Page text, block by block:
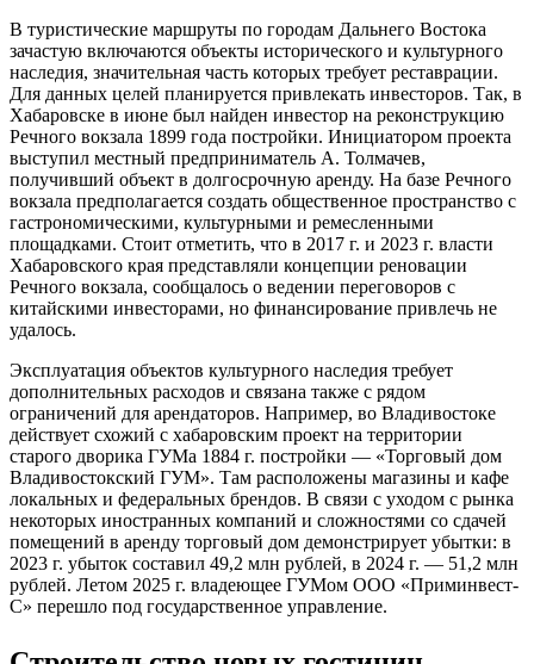
В туристические маршруты по городам Дальнего Востока
зачастую включаются объекты исторического и культурного
наследия, значительная часть которых требует реставрации.
Для данных целей планируется привлекать инвесторов. Так, в
Хабаровске в июне был найден инвестор на реконструкцию
Речного вокзала 1899 года постройки. Инициатором проекта
выступил местный предприниматель А. Толмачев,
получивший объект в долгосрочную аренду. На базе Речного
вокзала предполагается создать общественное пространство с
гастрономическими, культурными и ремесленными
площадками. Стоит отметить, что в 2017 г. и 2023 г. власти
Хабаровского края представляли концепции реновации
Речного вокзала, сообщалось о ведении переговоров с
китайскими инвесторами, но финансирование привлечь не
удалось.
Эксплуатация объектов культурного наследия требует
дополнительных расходов и связана также с рядом
ограничений для арендаторов. Например, во Владивостоке
действует схожий с хабаровским проект на территории
старого дворика ГУМа 1884 г. постройки — «Торговый дом
Владивостокский ГУМ». Там расположены магазины и кафе
локальных и федеральных брендов. В связи с уходом с рынка
некоторых иностранных компаний и сложностями со сдачей
помещений в аренду торговый дом демонстрирует убытки: в
2023 г. убыток составил 49,2 млн рублей, в 2024 г. — 51,2 млн
рублей. Летом 2025 г. владеющее ГУМом ООО «Приминвест-
С» перешло под государственное управление.